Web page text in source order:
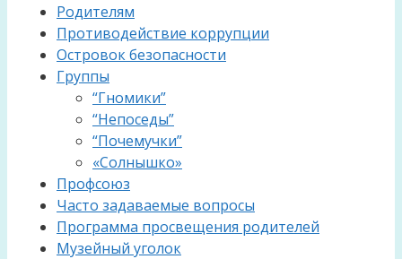
Родителям
Противодействие коррупции
Островок безопасности
Группы
“Гномики”
“Непоседы”
“Почемучки”
«Солнышко»
Профсоюз
Часто задаваемые вопросы
Программа просвещения родителей
Музейный уголок